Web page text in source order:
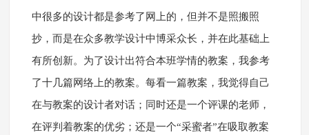
中很多的设计都是参考了网上的，但并不是照搬照
抄，而是在众多教学设计中博采众长，并在此基础上
有所创新。为了设计出符合本班学情的教案，我参考
了十几篇网络上的教案。每看一篇教案，我觉得自己
在与教案的设计者对话；同时还是一个评课的老师，
在评判着教案的优劣；还是一个“采蜜者”在吸取教案